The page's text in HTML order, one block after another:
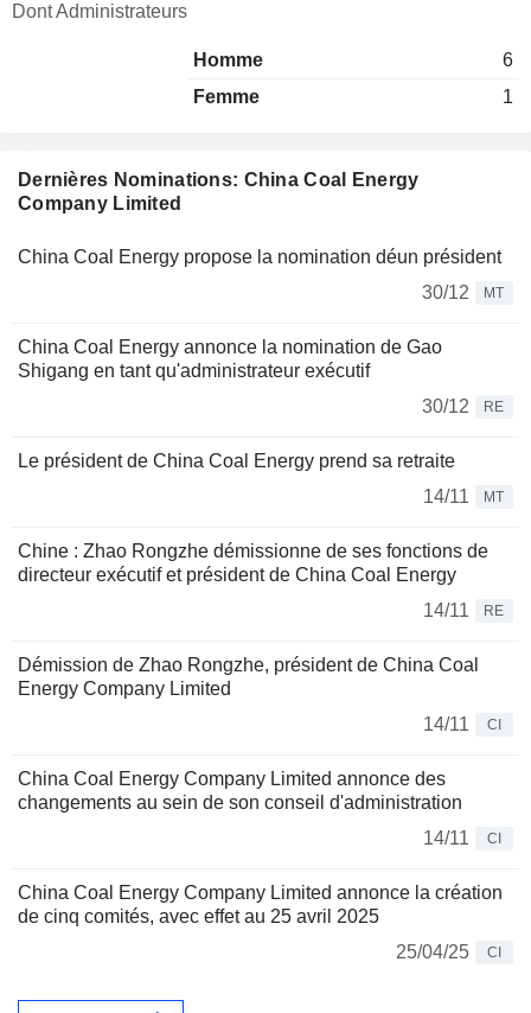
Dernières Nominations: China Coal Energy
Company Limited
China Coal Energy propose la nomination déun président
30/12
MT
China Coal Energy annonce la nomination de Gao
Shigang en tant qu'administrateur exécutif
30/12
RE
Le président de China Coal Energy prend sa retraite
14/11
MT
Chine : Zhao Rongzhe démissionne de ses fonctions de
directeur exécutif et président de China Coal Energy
14/11
RE
Démission de Zhao Rongzhe, président de China Coal
Energy Company Limited
14/11
CI
China Coal Energy Company Limited annonce des
changements au sein de son conseil d'administration
14/11
CI
China Coal Energy Company Limited annonce la création
de cinq comités, avec effet au 25 avril 2025
25/04/25
CI
Dont Administrateurs
Homme
6
Femme
1